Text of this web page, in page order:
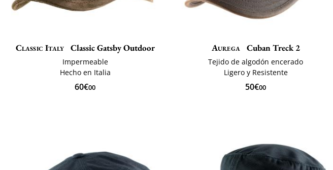
Classic Italy Classic Gatsby Outdoor
Impermeable
Hecho en Italia
60€00
Aurega Cuban Treck 2
Tejido de algodón encerado
Ligero y Resistente
50€00